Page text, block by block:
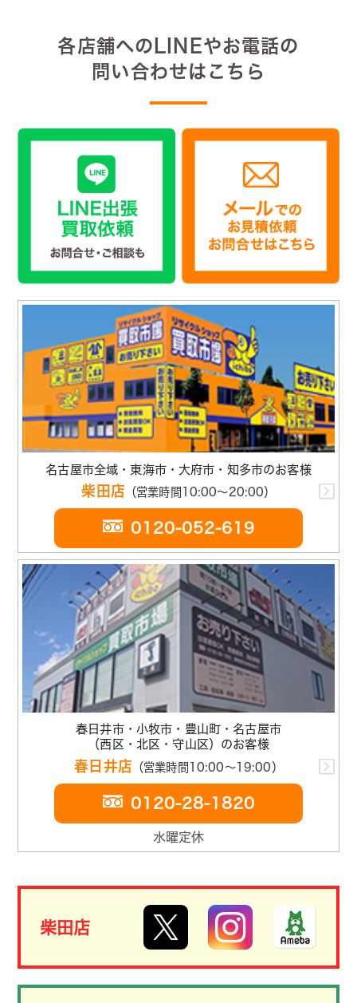
各店舗へのLINEやお電話の
問い合わせはこちら
名古屋市全域・東海市・大府市・知多市のお客様
柴田店 （営業時間10:00～20:00）
0120-052-619
春日井市・小牧市・豊山町・名古屋市
（西区・北区・守山区）のお客様
春日井店 （営業時間10:00～19:00）
0120-28-1820
水曜定休
柴田店